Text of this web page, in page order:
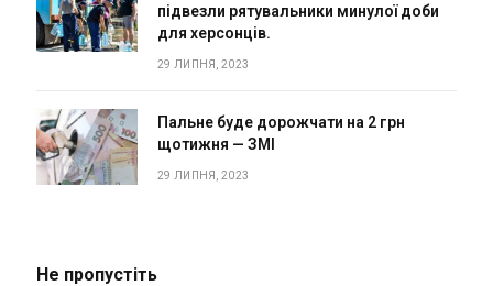
підвезли рятувальники минулої доби
для херсонців.
29 ЛИПНЯ, 2023
Пальне буде дорожчати на 2 грн
щотижня — ЗМІ
29 ЛИПНЯ, 2023
Не пропустіть